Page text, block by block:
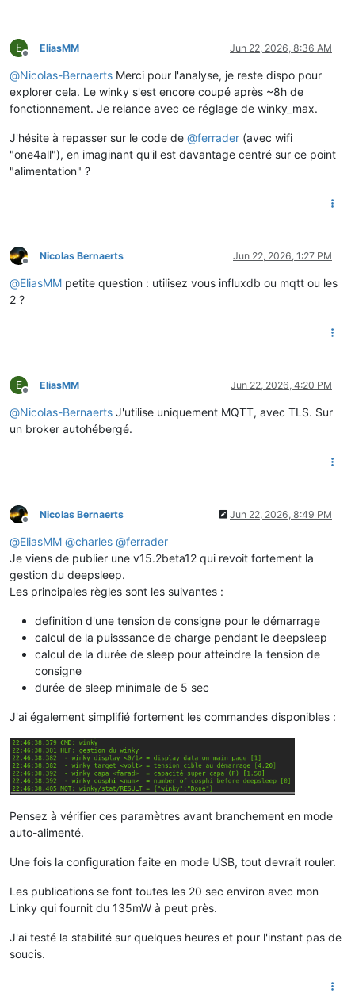
E
Offline
EliasMM Jun 22, 2026, 8:36 AM
@Nicolas-Bernaerts Merci pour l'analyse, je reste dispo pour
explorer cela. Le winky s'est encore coupé après ~8h de
fonctionnement. Je relance avec ce réglage de winky_max.
J'hésite à repasser sur le code de @ferrader (avec wifi
"one4all"), en imaginant qu'il est davantage centré sur ce point
"alimentation" ?
Offline
Nicolas Bernaerts Jun 22, 2026, 1:27 PM
@EliasMM petite question : utilisez vous influxdb ou mqtt ou les
2 ?
E
Offline
EliasMM Jun 22, 2026, 4:20 PM
@Nicolas-Bernaerts J'utilise uniquement MQTT, avec TLS. Sur
un broker autohébergé.
Offline
Nicolas Bernaerts Jun 22, 2026, 8:49 PM
@EliasMM @charles @ferrader
Je viens de publier une v15.2beta12 qui revoit fortement la
gestion du deepsleep.
Les principales règles sont les suivantes :
definition d'une tension de consigne pour le démarrage
calcul de la puisssance de charge pendant le deepsleep
calcul de la durée de sleep pour atteindre la tension de
consigne
durée de sleep minimale de 5 sec
J'ai également simplifié fortement les commandes disponibles :
Pensez à vérifier ces paramètres avant branchement en mode
auto-alimenté.
Une fois la configuration faite en mode USB, tout devrait rouler.
Les publications se font toutes les 20 sec environ avec mon
Linky qui fournit du 135mW à peut près.
J'ai testé la stabilité sur quelques heures et pour l'instant pas de
soucis.